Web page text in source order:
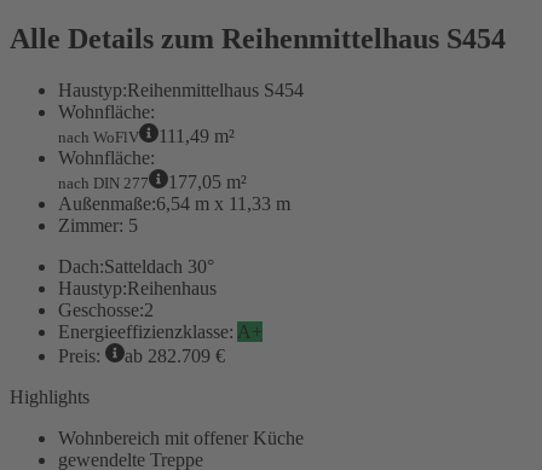
Alle Details zum Reihenmittelhaus S454
Haustyp:Reihenmittelhaus S454
Wohnfläche:
nach WoFlV
111,49 m²
Wohnfläche:
nach DIN 277
177,05 m²
Außenmaße:6,54 m x 11,33 m
Zimmer: 5
Dach:Satteldach 30°
Haustyp:Reihenhaus
Geschosse:2
Energieeffizienzklasse: A+
Preis:
ab 282.709 €
Highlights
Wohnbereich mit offener Küche
gewendelte Treppe